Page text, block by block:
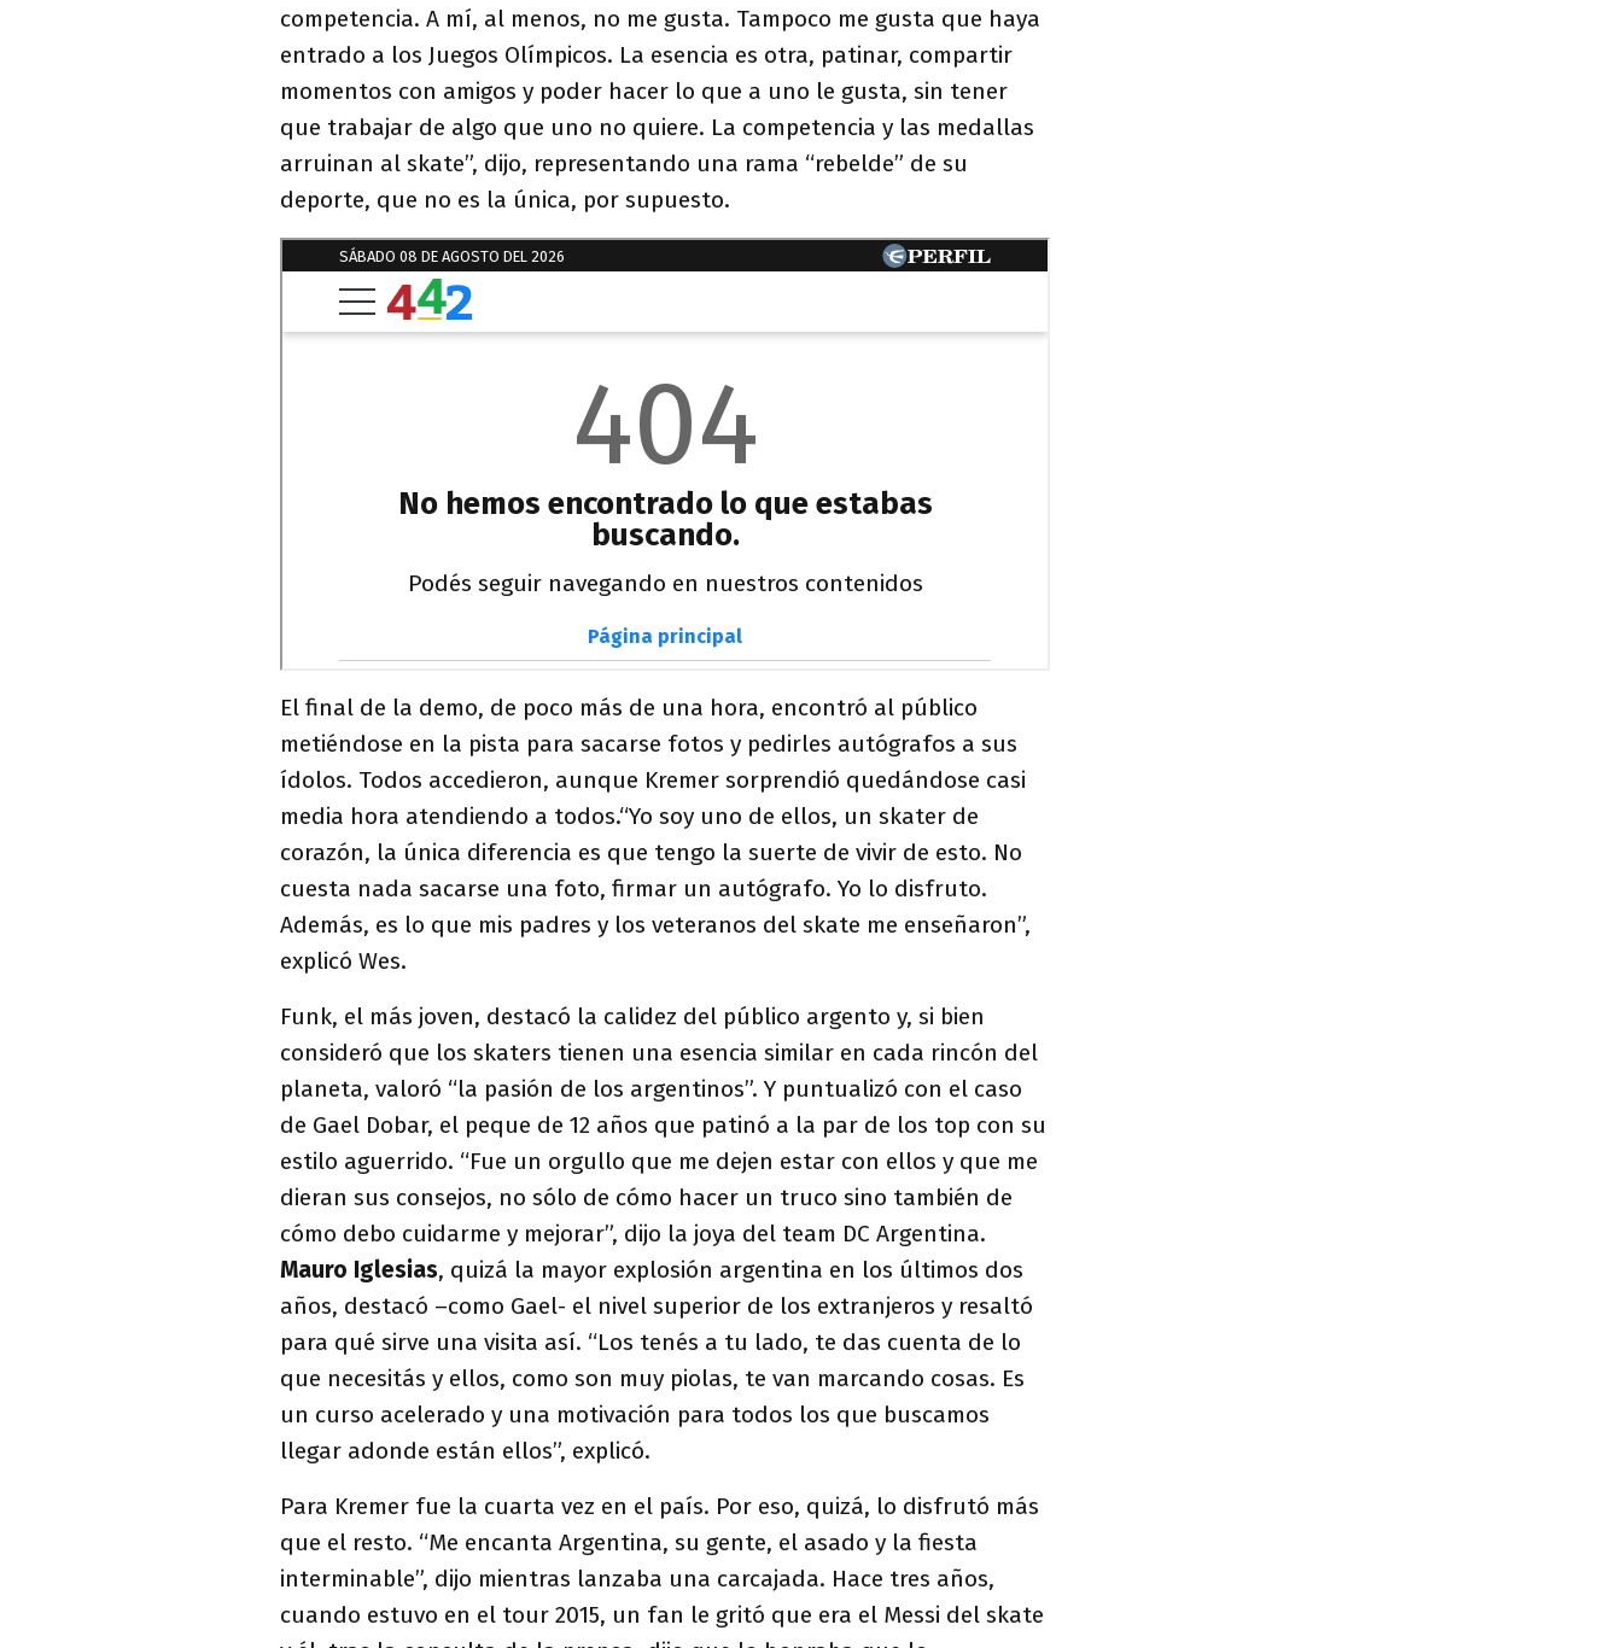
competencia. A mí, al menos, no me gusta. Tampoco me gusta que haya
entrado a los Juegos Olímpicos. La esencia es otra, patinar, compartir
momentos con amigos y poder hacer lo que a uno le gusta, sin tener
que trabajar de algo que uno no quiere. La competencia y las medallas
arruinan al skate”, dijo, representando una rama “rebelde” de su
deporte, que no es la única, por supuesto.
El final de la demo, de poco más de una hora, encontró al público
metiéndose en la pista para sacarse fotos y pedirles autógrafos a sus
ídolos. Todos accedieron, aunque Kremer sorprendió quedándose casi
media hora atendiendo a todos.“Yo soy uno de ellos, un skater de
corazón, la única diferencia es que tengo la suerte de vivir de esto. No
cuesta nada sacarse una foto, firmar un autógrafo. Yo lo disfruto.
Además, es lo que mis padres y los veteranos del skate me enseñaron”,
explicó Wes.
Funk, el más joven, destacó la calidez del público argento y, si bien
consideró que los skaters tienen una esencia similar en cada rincón del
planeta, valoró “la pasión de los argentinos”. Y puntualizó con el caso
de Gael Dobar, el peque de 12 años que patinó a la par de los top con su
estilo aguerrido. “Fue un orgullo que me dejen estar con ellos y que me
dieran sus consejos, no sólo de cómo hacer un truco sino también de
cómo debo cuidarme y mejorar”, dijo la joya del team DC Argentina.
Mauro Iglesias, quizá la mayor explosión argentina en los últimos dos
años, destacó –como Gael- el nivel superior de los extranjeros y resaltó
para qué sirve una visita así. “Los tenés a tu lado, te das cuenta de lo
que necesitás y ellos, como son muy piolas, te van marcando cosas. Es
un curso acelerado y una motivación para todos los que buscamos
llegar adonde están ellos”, explicó.
Para Kremer fue la cuarta vez en el país. Por eso, quizá, lo disfrutó más
que el resto. “Me encanta Argentina, su gente, el asado y la fiesta
interminable”, dijo mientras lanzaba una carcajada. Hace tres años,
cuando estuvo en el tour 2015, un fan le gritó que era el Messi del skate